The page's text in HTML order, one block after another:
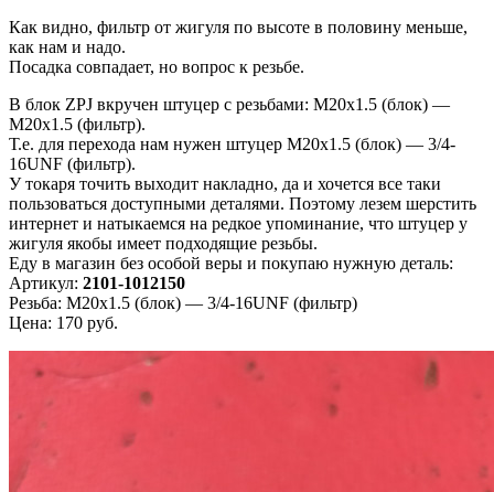
Как видно, фильтр от жигуля по высоте в половину меньше,
как нам и надо.
Посадка совпадает, но вопрос к резьбе.
В блок ZPJ вкручен штуцер с резьбами: M20x1.5 (блок) —
M20x1.5 (фильтр).
Т.е. для перехода нам нужен штуцер M20x1.5 (блок) — 3/4-
16UNF (фильтр).
У токаря точить выходит накладно, да и хочется все таки
пользоваться доступными деталями. Поэтому лезем шерстить
интернет и натыкаемся на редкое упоминание, что штуцер у
жигуля якобы имеет подходящие резьбы.
Еду в магазин без особой веры и покупаю нужную деталь:
Артикул: 2101-1012150
Резьба: M20x1.5 (блок) — 3/4-16UNF (фильтр)
Цена: 170 руб.